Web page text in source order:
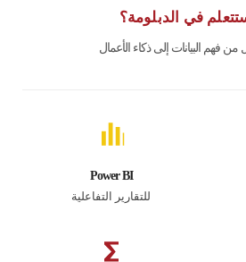
في الدبلومة؟
فهم البيانات إلى ذكاء الأعمال
Power BI
للتقارير التفاعلية